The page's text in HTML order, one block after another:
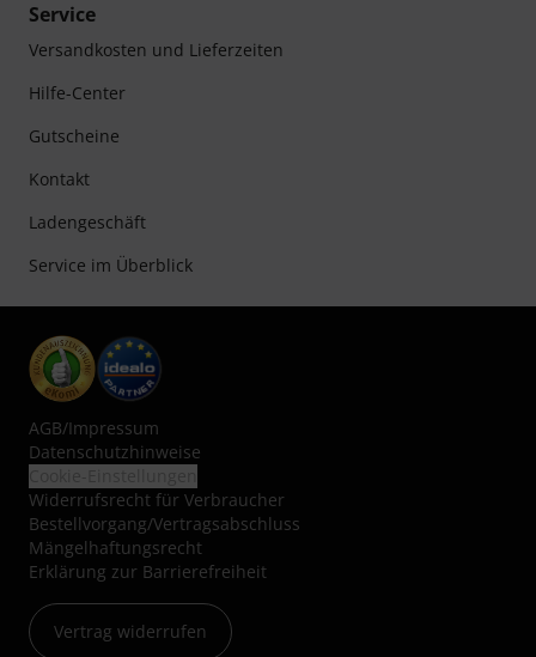
Service
Versandkosten und Lieferzeiten
Hilfe-Center
Gutscheine
Kontakt
Ladengeschäft
Service im Überblick
AGB/Impressum
Datenschutzhinweise
Widerrufsrecht für Verbraucher
Bestellvorgang/Vertragsabschluss
Mängelhaftungsrecht
Erklärung zur Barrierefreiheit
Vertrag widerrufen